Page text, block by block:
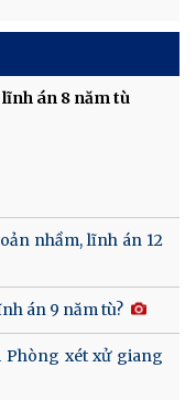
án 8 năm tù
nhầm, lĩnh án 12
án 9 năm tù?
Phòng xét xử giang